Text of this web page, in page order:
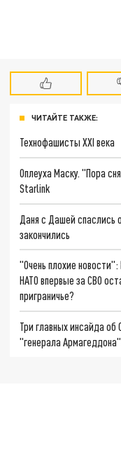
ЧИТАЙТЕ ТАКЖЕ:
Технофашисты XXI века
Оплеуха Маску. "Пора
Starlink
Даня с Дашей спаслись
закончились
"Очень плохие
НАТО впервые за СВО
приграничье?
Три главных инсайда
"генерала